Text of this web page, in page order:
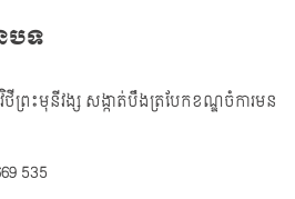
បទ
មុនីវង្ស សង្កាត់បឹងត្របែកខណ្ឌចំការមន
535